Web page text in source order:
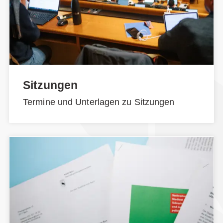
Sitzungen
Termine und Unterlagen zu Sitzungen